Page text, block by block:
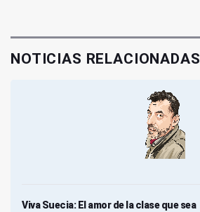
NOTICIAS RELACIONADAS
Viva Suecia: El amor de la clase que sea